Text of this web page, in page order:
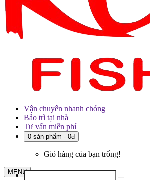
Vận chuyển nhanh chóng
Bảo trì tại nhà
Tư vấn miễn phí
0 sản phẩm - 0đ
Giỏ hàng của bạn trống!
MENU